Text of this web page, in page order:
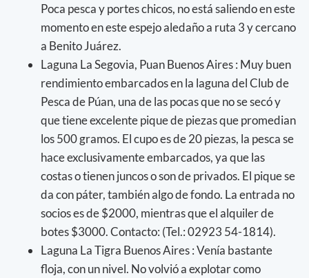
Poca pesca y portes chicos, no está saliendo en este
momento en este espejo aledaño a ruta 3 y cercano
a Benito Juárez.
Laguna La Segovia, Puan Buenos Aires : Muy buen
rendimiento embarcados en la laguna del Club de
Pesca de Púan, una de las pocas que no se secó y
que tiene excelente pique de piezas que promedian
los 500 gramos. El cupo es de 20 piezas, la pesca se
hace exclusivamente embarcados, ya que las
costas o tienen juncos o son de privados. El pique se
da con páter, también algo de fondo. La entrada no
socios es de $2000, mientras que el alquiler de
botes $3000. Contacto: (Tel.: 02923 54-1814).
Laguna La Tigra Buenos Aires : Venía bastante
floja, con un nivel. No volvió a explotar como